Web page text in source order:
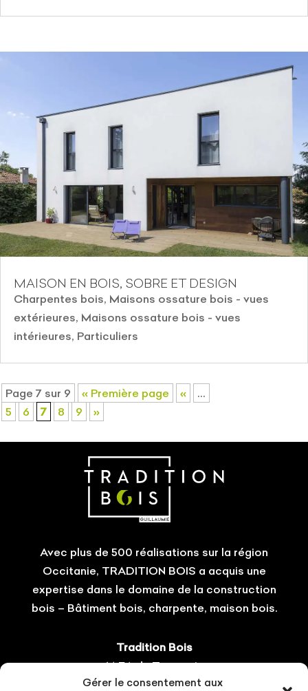
Gérer le consentement aux
MAISON EN BOIS, SOBRE ET DESIGN
Charpentes bois, Maisons ossature bois - vues
extérieures, Maisons ossature bois - vues
intérieures, Particuliers
Page 7 sur 9 « Première page «
…
5
6 7 8 9 »
Avec plus de 500 réalisations sur la région
Occitanie, TRADITION BOIS a acquis une
expertise dans le domaine de la construction
bois – Bâtiment bois, charpente, maison bois.
Tradition Bois
14 ZA du Tourneris
31470 Bonrepos-sur-Aussonnelle